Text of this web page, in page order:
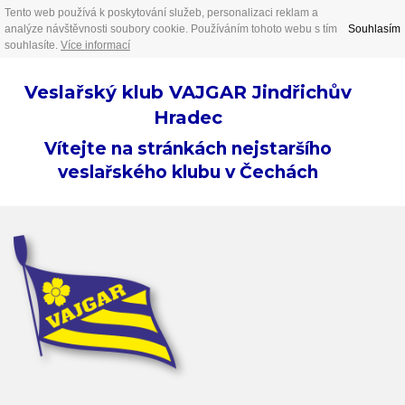
Tento web používá k poskytování služeb, personalizaci reklam a
analýze návštěvnosti soubory cookie. Používáním tohoto webu s tím
souhlasíte. Více informací
Souhlasím
Veslařský klub VAJGAR Jindřichův
Hradec
Vítejte na stránkách nejstaršího
veslařského klubu v Čechách